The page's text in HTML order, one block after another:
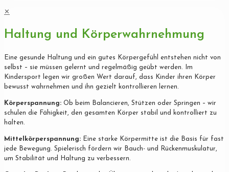
✕
Haltung und Körperwahrnehmung
Eine gesunde Haltung und ein gutes Körpergefühl entstehen nicht von
selbst – sie müssen gelernt und regelmäßig geübt werden. Im
Kindersport legen wir großen Wert darauf, dass Kinder ihren Körper
bewusst wahrnehmen und ihn gezielt kontrollieren lernen.
Körperspannung: Ob beim Balancieren, Stützen oder Springen – wir
schulen die Fähigkeit, den gesamten Körper stabil und kontrolliert zu
halten.
Mittelkörperspannung: Eine starke Körpermitte ist die Basis für fast
jede Bewegung. Spielerisch fördern wir Bauch- und Rückenmuskulatur,
um Stabilität und Haltung zu verbessern.